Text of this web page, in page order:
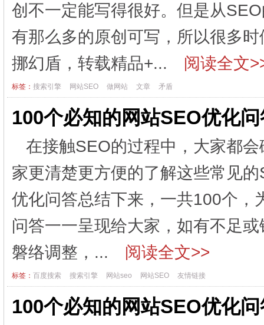
创不一定能写得很好。但是从
有那么多的原创可写，所以很多
挪幻盾，转载精品+...
阅读全文
标签： 搜索引擎 网站SEO 做网站 文章 矛盾
100个必知的网站SEO优化
在接触SEO的过程中，大家都
家更清楚更方便的了解这些常见
优化问答总结下来，一共100个，
问答一一呈现给大家，如有不足
磐络调整，...
阅读全文>>
标签： 百度搜索 搜索引擎 网站seo 网站SEO 友情链接
100个必知的网站SEO优化